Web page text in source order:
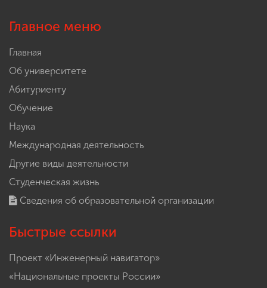
Главное меню
Главная
Об университете
Абитуриенту
Обучение
Наука
Международная деятельность
Другие виды деятельности
Студенческая жизнь
Сведения об образовательной организации
Быстрые ссылки
Проект «Инженерный навигатор»
«Национальные проекты России»